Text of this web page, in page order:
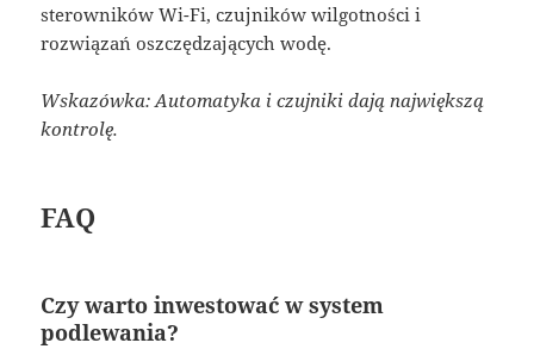
sterowników Wi-Fi, czujników wilgotności i
rozwiązań oszczędzających wodę.
Wskazówka: Automatyka i czujniki dają największą
kontrolę.
FAQ
Czy warto inwestować w system
podlewania?